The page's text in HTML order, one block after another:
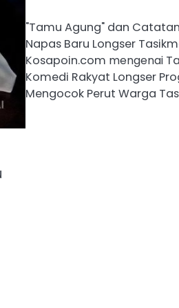
"Tamu Agung" dan
Napas Baru Longser
Kosapoin.com mengenai
Komedi Rakyat Longser
Mengocok Perut Warga